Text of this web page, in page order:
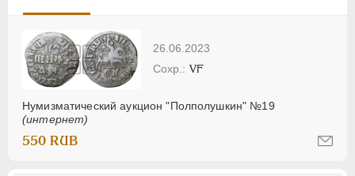
26.06.2023
Нумизматический аукцион "Полполушкин" №19
(интернет)
VF
550 RUB